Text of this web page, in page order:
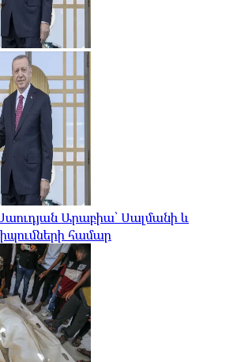
Արաբիա՝ Սալմանի և
համար